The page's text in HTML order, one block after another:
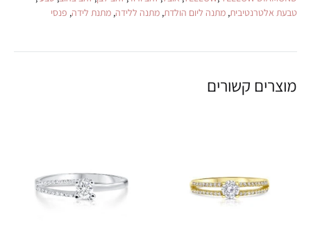
טבעת אלטרנטיבית, מתנה ליום הולדת, מתנה ללידה, מתנת לידה, פנסי
מוצרים קשורים